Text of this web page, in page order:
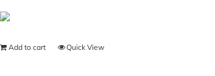
Add to cart Quick View